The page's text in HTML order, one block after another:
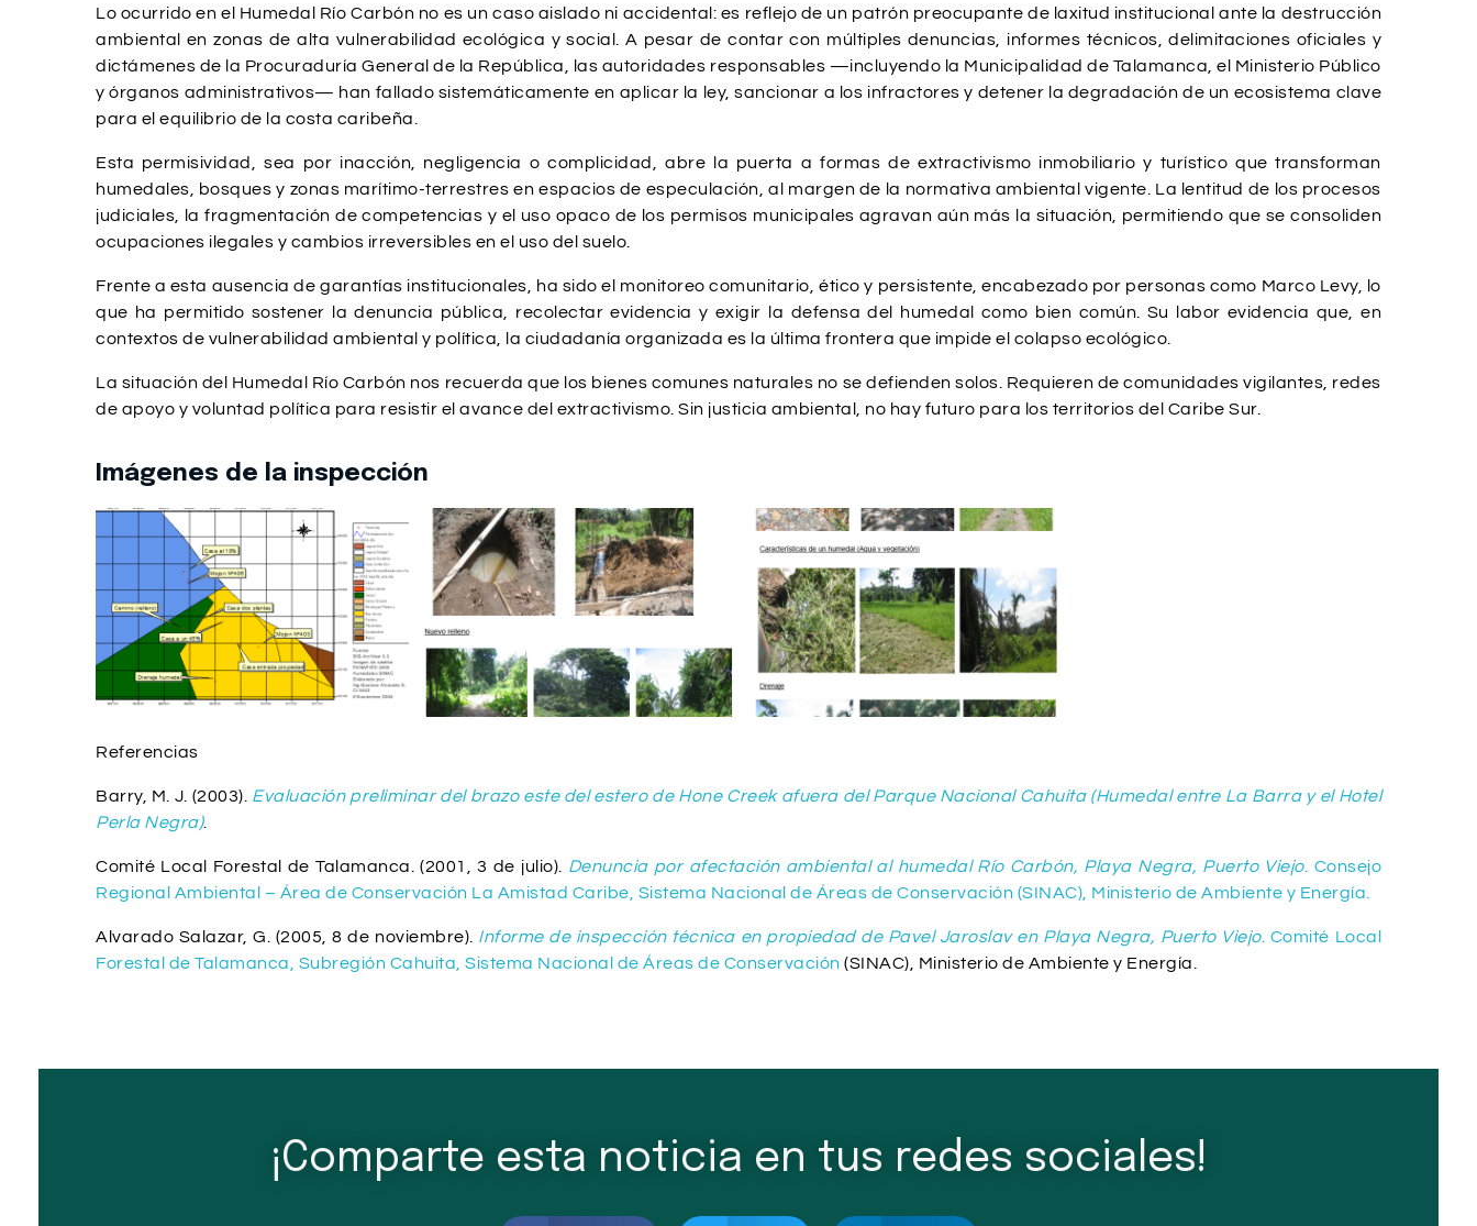
Lo ocurrido en el Humedal Río Carbón no es un caso aislado ni accidental: es reflejo de un patrón preocupante de laxitud institucional ante la destrucción
ambiental en zonas de alta vulnerabilidad ecológica y social. A pesar de contar con múltiples denuncias, informes técnicos, delimitaciones oficiales y
dictámenes de la Procuraduría General de la República, las autoridades responsables —incluyendo la Municipalidad de Talamanca, el Ministerio Público
y órganos administrativos— han fallado sistemáticamente en aplicar la ley, sancionar a los infractores y detener la degradación de un ecosistema clave
para el equilibrio de la costa caribeña.
Esta permisividad, sea por inacción, negligencia o complicidad, abre la puerta a formas de extractivismo inmobiliario y turístico que transforman
humedales, bosques y zonas marítimo-terrestres en espacios de especulación, al margen de la normativa ambiental vigente. La lentitud de los procesos
judiciales, la fragmentación de competencias y el uso opaco de los permisos municipales agravan aún más la situación, permitiendo que se consoliden
ocupaciones ilegales y cambios irreversibles en el uso del suelo.
Frente a esta ausencia de garantías institucionales, ha sido el monitoreo comunitario, ético y persistente, encabezado por personas como Marco Levy, lo
que ha permitido sostener la denuncia pública, recolectar evidencia y exigir la defensa del humedal como bien común. Su labor evidencia que, en
contextos de vulnerabilidad ambiental y política, la ciudadanía organizada es la última frontera que impide el colapso ecológico.
La situación del Humedal Río Carbón nos recuerda que los bienes comunes naturales no se defienden solos. Requieren de comunidades vigilantes, redes
de apoyo y voluntad política para resistir el avance del extractivismo. Sin justicia ambiental, no hay futuro para los territorios del Caribe Sur.
Imágenes de la inspección
Referencias
Barry, M. J. (2003). Evaluación preliminar del brazo este del estero de Hone Creek afuera del Parque Nacional Cahuita (Humedal entre La Barra y el Hotel
Perla Negra).
Comité Local Forestal de Talamanca. (2001, 3 de julio). Denuncia por afectación ambiental al humedal Río Carbón, Playa Negra, Puerto Viejo. Consejo
Regional Ambiental – Área de Conservación La Amistad Caribe, Sistema Nacional de Áreas de Conservación (SINAC), Ministerio de Ambiente y Energía.
Alvarado Salazar, G. (2005, 8 de noviembre). Informe de inspección técnica en propiedad de Pavel Jaroslav en Playa Negra, Puerto Viejo. Comité Local
Forestal de Talamanca, Subregión Cahuita, Sistema Nacional de Áreas de Conservación (SINAC), Ministerio de Ambiente y Energía.
¡Comparte esta noticia en tus redes sociales!